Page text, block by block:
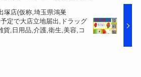
塚店(仮称,埼玉県鴻巣
定で大店立地届出,ドラッグ
貨,日用品,介護,衛生,美容,コ